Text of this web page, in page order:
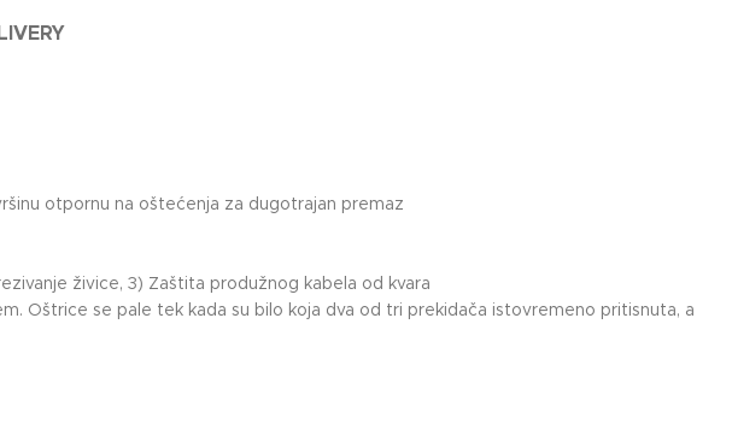
otpornu na oštećenja za dugotrajan premaz
živice, 3) Zaštita produžnog kabela od kvara
Oštrice se pale tek kada su bilo koja dva od tri prekidača istovremeno pritisnuta, a